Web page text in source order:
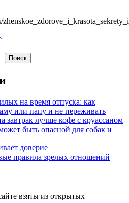
Поиск
на время отпуска: как
или папу и не переживать
завтрак лучше кофе с круассаном
быть опасной для собак и
доверие
правила зрелых отношений
взяты из открытых